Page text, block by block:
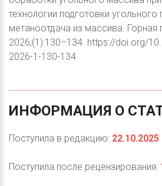
технологии подготовки угольного
метаноотдача из массива.
2026;(1):130–134. https://doi.org/
2026-1-130-134
ИНФОРМАЦИЯ О
Поступила в редакцию: 22.10.2025
Поступила после рецензирования: